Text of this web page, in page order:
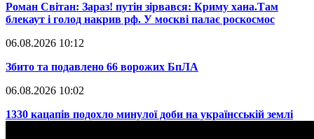
​Роман Світан: Зараз! путін зірвався: Криму хана.Там
блекаут і голод накрив рф. У москві палає роскосмос
06.08.2026 10:12
​Збито та подавлено 66 ворожих БпЛА
06.08.2026 10:02
​1330 кацапів подохло минулої доби на українсській землі